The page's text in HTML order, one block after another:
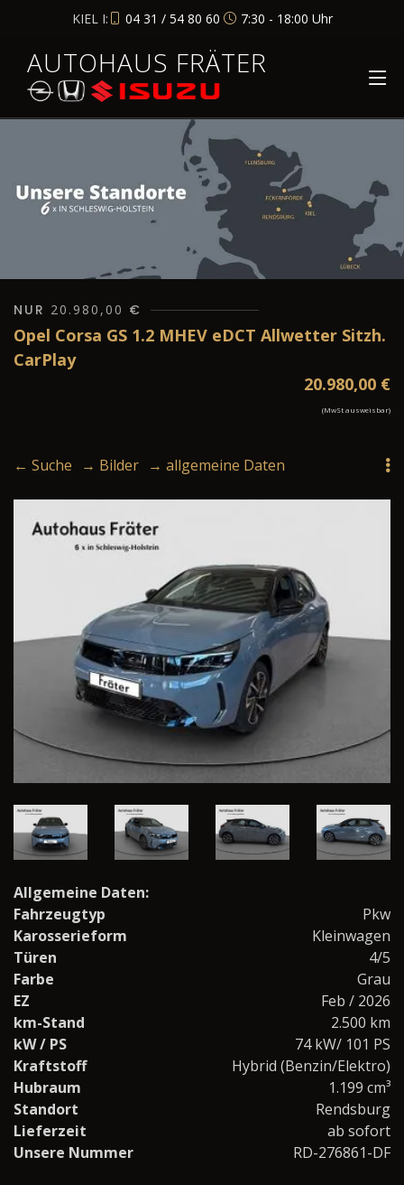
KIEL I: 04 31 / 54 80 60 7:30 - 18:00 Uhr
AUTOHAUS FRÄTER
NUR 20.980,00 €
Opel Corsa GS 1.2 MHEV eDCT Allwetter Sitzh.
CarPlay
20.980,00 €
(MwSt ausweisbar)
← Suche → Bilder → allgemeine Daten
Allgemeine Daten:
Fahrzeugtyp
Pkw
Karosserieform
Kleinwagen
Türen
4/5
Farbe
Grau
EZ
Feb / 2026
km-Stand
2.500 km
kW / PS
74 kW/ 101 PS
Kraftstoff
Hybrid (Benzin/Elektro)
Hubraum
1.199 cm³
Standort
Rendsburg
Lieferzeit
ab sofort
Unsere Nummer
RD-276861-DF